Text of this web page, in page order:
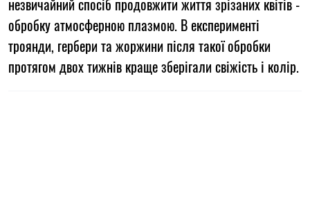
обробку атмосферною плазмою. В експерименті
троянди, гербери та жоржини після такої обробки
протягом двох тижнів краще зберігали свіжість і колір.